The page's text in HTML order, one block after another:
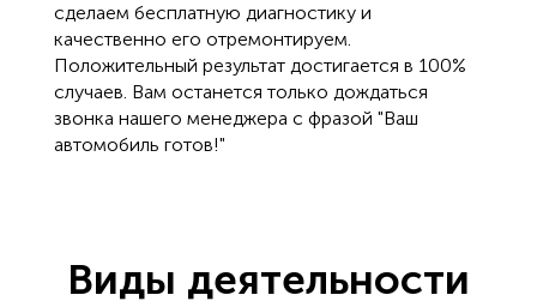
сделаем бесплатную диагностику и
качественно его отремонтируем.
Положительный результат достигается в 100%
случаев. Вам останется только дождаться
звонка нашего менеджера с фразой "Ваш
автомобиль готов!"
Виды деятельности